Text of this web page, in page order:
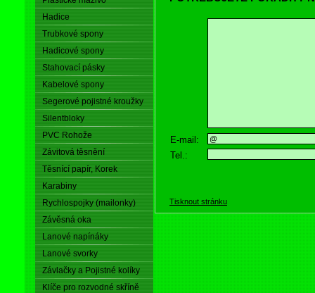
Hadice
Trubkové spony
Hadicové spony
Stahovací pásky
Kabelové spony
Segerové pojistné kroužky
Silentbloky
PVC Rohože
Závitová těsnění
Těsnící papír, Korek
Karabiny
Rychlospojky (mailonky)
Závěsná oka
Lanové napínáky
Lanové svorky
Závlačky a Pojistné kolíky
Klíče pro rozvodné skříně
E-mail:
Tel.:
Tisknout stránku